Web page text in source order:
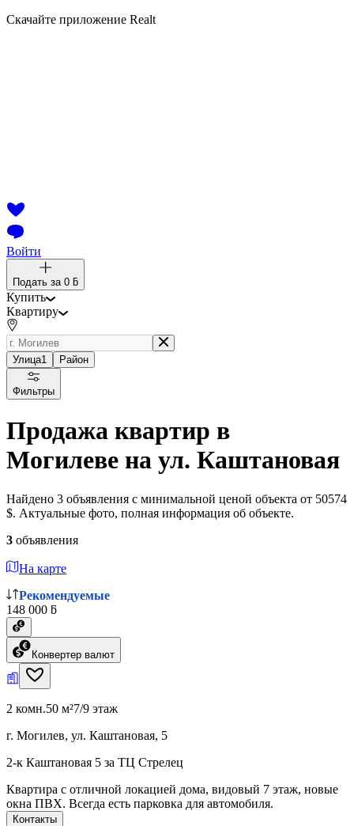
Скачайте приложение Realt
Войти
Подать за 0 ƃ
Купить
Квартиру
Улица1 Район
Фильтры
Продажа квартир в
Могилеве на ул. Каштановая
Найдено 3 объявления с минимальной ценой объекта от 50574
$. Актуальные фото, полная информация об объекте.
3 объявления
На карте
Рекомендуемые
148 000 ƃ
Конвертер валют
2 комн.50 м²7/9 этаж
г. Могилев, ул. Каштановая, 5
2-к Каштановая 5 за ТЦ Стрелец
Квартира с отличной локацией дома, видовый 7 этаж, новые
окна ПВХ. Всегда есть парковка для автомобиля.
Контакты